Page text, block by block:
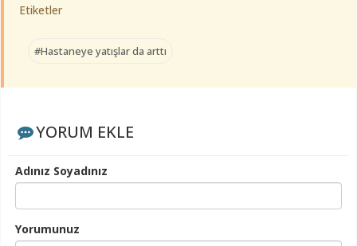
Etiketler
#Hastaneye yatışlar da arttı
YORUM EKLE
Adınız Soyadınız
Yorumunuz